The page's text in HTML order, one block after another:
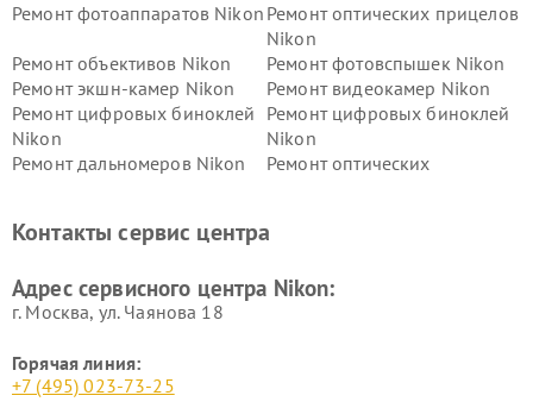
Ремонт фотоаппаратов Nikon Ремонт оптических прицелов
Nikon
Ремонт объективов Nikon
Ремонт фотовспышек Nikon
Ремонт экшн-камер Nikon
Ремонт видеокамер Nikon
Ремонт цифровых биноклей
Nikon
Ремонт цифровых биноклей
Nikon
Ремонт дальномеров Nikon
Ремонт оптических
Контакты сервис центра
Адрес сервисного центра Nikon:
г. Москва, ул. Чаянова 18
Горячая линия:
+7 (495) 023-73-25